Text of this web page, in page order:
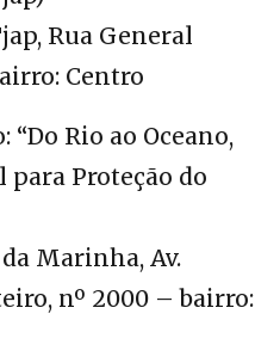
Rua General
Centro
“Do Rio ao Oceano,
para Proteção do
Marinha, Av.
nº 2000 – bairro: